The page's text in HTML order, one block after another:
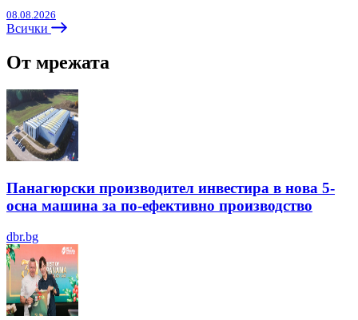
08.08.2026
Всички
От мрежата
Панагюрски производител инвестира в нова 5-
осна машина за по-ефективно производство
dbr.bg